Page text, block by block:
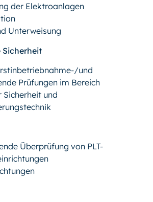
der Elektroanlagen
Unterweisung
und
Prüfungen im Bereich
und
Überprüfung von PLT-